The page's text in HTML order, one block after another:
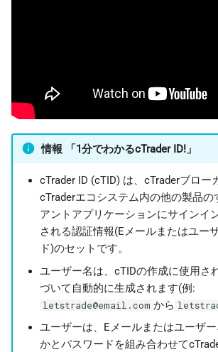
情報 「1分でわかるcTrader ID!」
cTrader ID (cTID) は、cTraderブロー
cTraderエコシステム内の他の製品の
アントアプリケーションにサインイ
される認証情報(Eメールまたはユー
ド)のセットです。
ユーザー名は、cTIDの作成に使用さ
づいて自動的に生成されます(例:
letstrade@email.com から
ユーザーは、Eメールまたはユーザ
かとパスワードを組み合わせて